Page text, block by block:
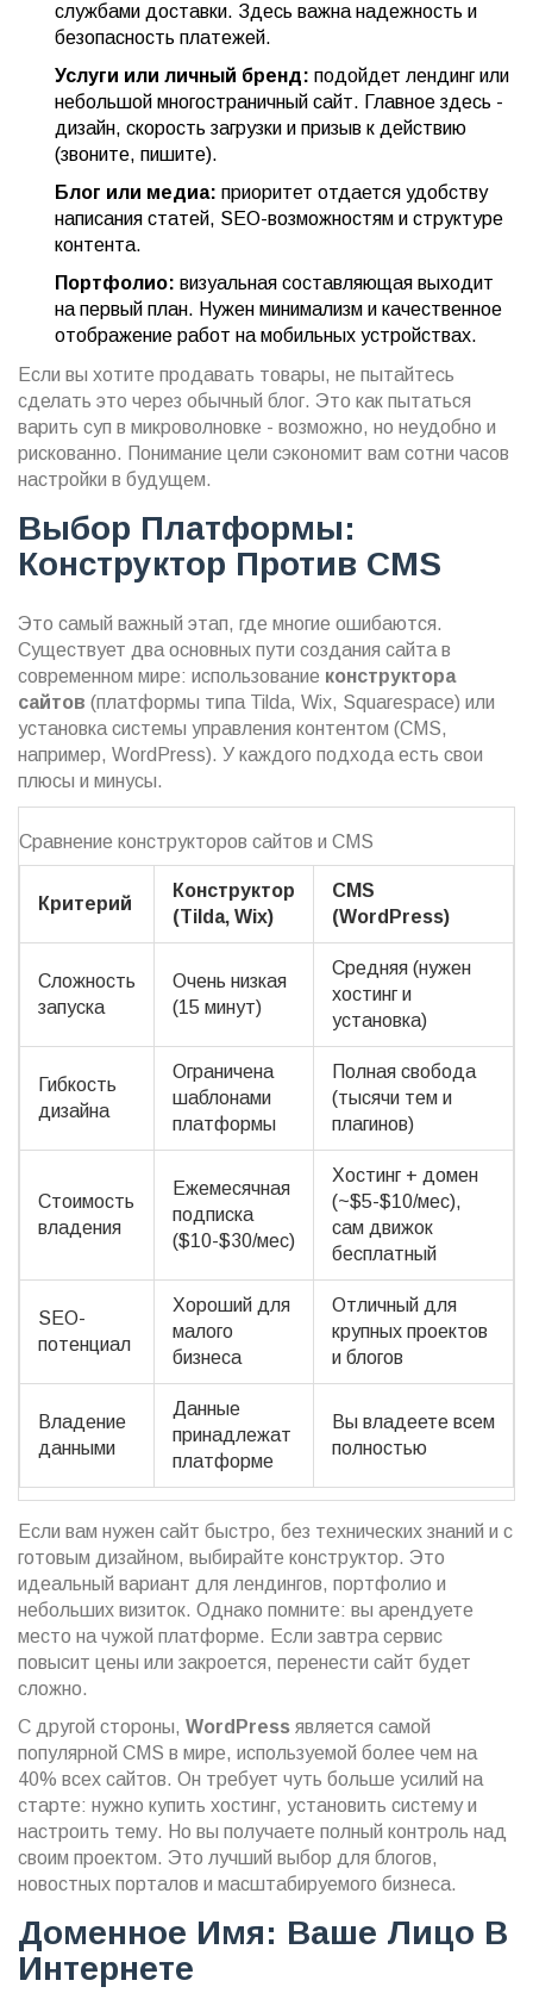
службами доставки. Здесь важна надежность и
безопасность платежей.
Услуги или личный бренд: подойдет лендинг или
небольшой многостраничный сайт. Главное здесь -
дизайн, скорость загрузки и призыв к действию
(звоните, пишите).
Блог или медиа: приоритет отдается удобству
написания статей, SEO-возможностям и структуре
контента.
Портфолио: визуальная составляющая выходит
на первый план. Нужен минимализм и качественное
отображение работ на мобильных устройствах.
Если вы хотите продавать товары, не пытайтесь
сделать это через обычный блог. Это как пытаться
варить суп в микроволновке - возможно, но неудобно и
рискованно. Понимание цели сэкономит вам сотни часов
настройки в будущем.
Выбор Платформы:
Конструктор Против CMS
Это самый важный этап, где многие ошибаются.
Существует два основных пути создания сайта в
современном мире: использование конструктора
сайтов (платформы типа Tilda, Wix, Squarespace) или
установкасистемы управления контентом (CMS,
например, WordPress). У каждого подхода есть свои
плюсы и минусы.
Сравнение конструкторов сайтов и CMS
Критерий
Конструктор
(Tilda, Wix)
CMS
(WordPress)
Сложность
запуска
Очень низкая
(15 минут)
Средняя (нужен
хостинг и
установка)
Гибкость
дизайна
Ограничена
шаблонами
платформы
Полная свобода
(тысячи тем и
плагинов)
Стоимость
владения
Ежемесячная
подписка
($10-$30/мес)
Хостинг + домен
(~$5-$10/мес),
сам движок
бесплатный
SEO-
потенциал
Хороший для
малого
бизнеса
Отличный для
крупных проектов
и блогов
Владение
данными
Данные
принадлежат
платформе
Вы владеете всем
полностью
Если вам нужен сайт быстро, без технических знаний и с
готовым дизайном, выбирайте конструктор. Это
идеальный вариант для лендингов, портфолио и
небольших визиток. Однако помните: вы арендуете
место на чужой платформе. Если завтра сервис
повысит цены или закроется, перенести сайт будет
сложно.
С другой стороны, WordPress является самой
популярной CMS в мире, используемой более чем на
40% всех сайтов. Он требует чуть больше усилий на
старте: нужно купить хостинг, установить систему и
настроить тему. Но вы получаете полный контроль над
своим проектом. Это лучший выбор для блогов,
новостных порталов и масштабируемого бизнеса.
Доменное Имя: Ваше Лицо В
Интернете